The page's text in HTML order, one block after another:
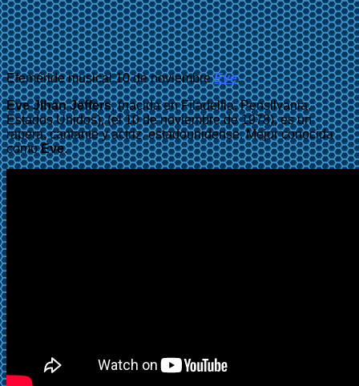
Efeméride musical 10 de noviembreEve.
Eve Jihan Jeffers, (nacida en Filadelfia, Pensilvania,
Estados Unidos), (el 10 de noviembre de 1978), es un
rapera, cantante y actriz, estadounidense. Mejor conocida
comoEve.